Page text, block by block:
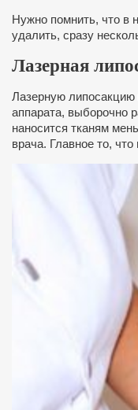
Нужно помнить, что в
удалить, сразу
Лазерная
Лазерную липосакцию
аппарата, выборочно
наносится тканям
врача. Главное то,